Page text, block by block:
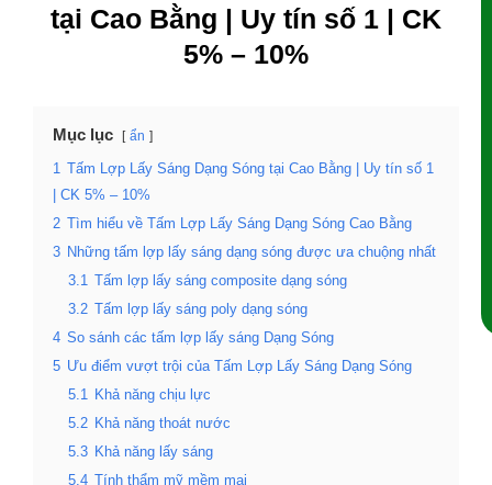
tại Cao Bằng | Uy tín số 1 | CK
5% – 10%
Mục lục ẩn
1 Tấm Lợp Lấy Sáng Dạng Sóng tại Cao Bằng | Uy tín số 1
| CK 5% – 10%
2 Tìm hiểu về Tấm Lợp Lấy Sáng Dạng Sóng Cao Bằng
3 Những tấm lợp lấy sáng dạng sóng được ưa chuộng nhất
3.1 Tấm lợp lấy sáng composite dạng sóng
3.2 Tấm lợp lấy sáng poly dạng sóng
4 So sánh các tấm lợp lấy sáng Dạng Sóng
5 Ưu điểm vượt trội của Tấm Lợp Lấy Sáng Dạng Sóng
5.1
Khả năng chịu lực
5.2 Khả năng thoát nước
5.3 Khả năng lấy sáng
5.4 Tính thẩm mỹ mềm mại